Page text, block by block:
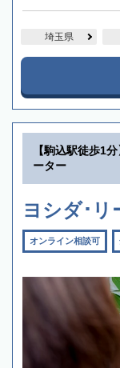
埼玉県
【駒込駅徒歩1
ーター
ヨシダ･リ
オンライン相談可